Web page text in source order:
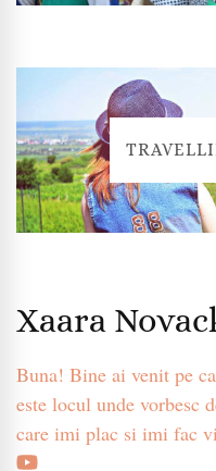
Xaara
Buna! Bine ai venit pe
este locul unde vorbesc
care imi plac si imi fac